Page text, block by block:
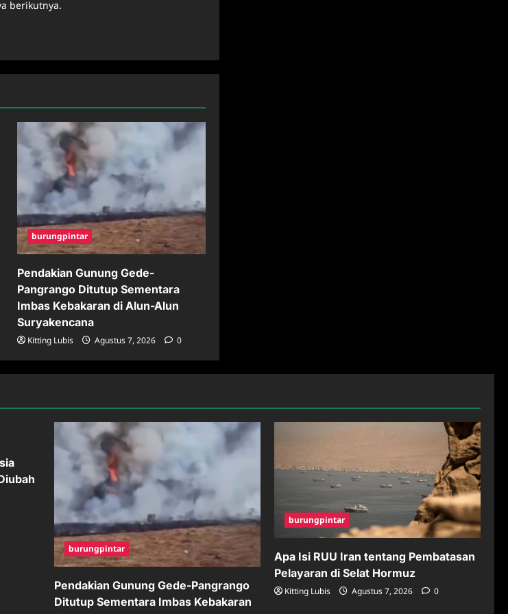
berikutnya.
burungpintar
Pendakian Gunung Gede-
Pangrango Ditutup Sementara
Imbas Kebakaran di Alun-Alun
Suryakencana
Kitting Lubis Agustus 7, 2026 0
burungpintar
Pendakian Gunung Gede-Pangrango
Ditutup Sementara Imbas Kebakaran
burungpintar
Apa Isi RUU Iran tentang Pembatasan
Pelayaran di Selat Hormuz
Kitting Lubis Agustus 7, 2026 0